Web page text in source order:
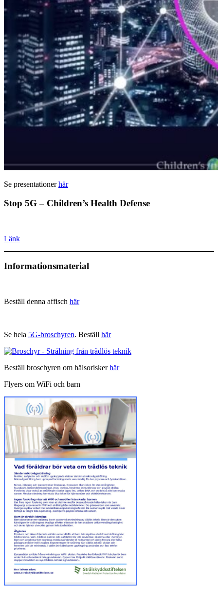
Se presentationerhär
Stop 5G – Children’s Health Defense
Länk
Informationsmaterial
Beställ denna affisch här
Se hela 5G-broschyren. Beställ här
Beställ broschyren om hälsoriskerhär
Flyers om WiFi och barn